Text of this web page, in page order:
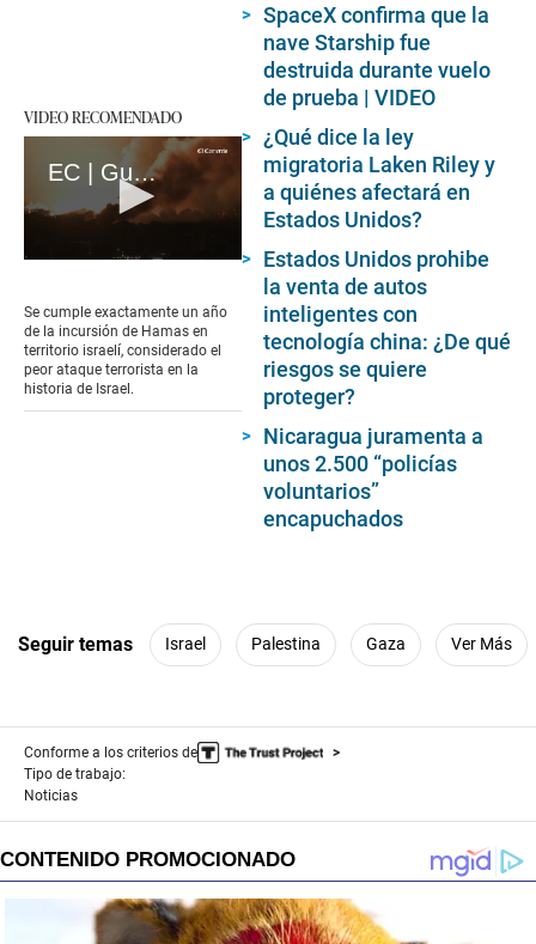
VIDEO RECOMENDADO
EC | Guerra en Gaza: A un año del ataque mortal de Hamás en Israel (loop)
of
17
seconds
Se cumple exactamente un año
de la incursión de Hamas en
territorio israelí, considerado el
peor ataque terrorista en la
historia de Israel.
SpaceX confirma que la
nave Starship fue
destruida durante vuelo
de prueba | VIDEO
¿Qué dice la ley
migratoria Laken Riley y
a quiénes afectará en
Estados Unidos?
Estados Unidos prohibe
la venta de autos
inteligentes con
tecnología china: ¿De qué
riesgos se quiere
proteger?
Nicaragua juramenta a
unos 2.500 “policías
voluntarios”
encapuchados
Seguir temas Israel Palestina Gaza Ver Más
Conforme a los criterios de
Tipo de trabajo:
Noticias